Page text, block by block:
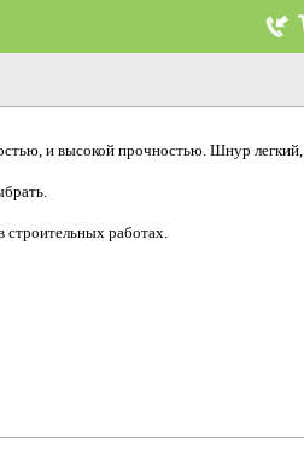
и высокой прочностью. Шнур легкий,
строительных работах.